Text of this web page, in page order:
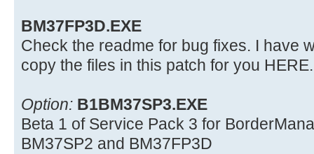
BM37FP3D.EXE
Check the readme for bug fixes. I have
copy the files in this patch for you HERE.
Option: B1BM37SP3.EXE
Beta 1 of Service Pack 3 for
BM37SP2 and BM37FP3D